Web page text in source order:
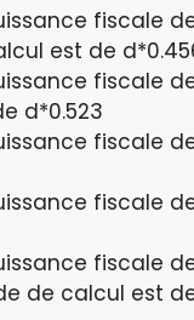
fiscale
est de
fiscale
d*0.523
fiscale
fiscale
fiscale
de calcul est